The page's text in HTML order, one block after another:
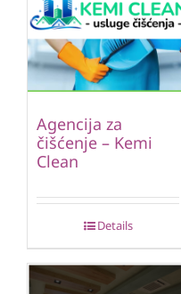
Agencija za
čišćenje – Kemi
Clean
Details